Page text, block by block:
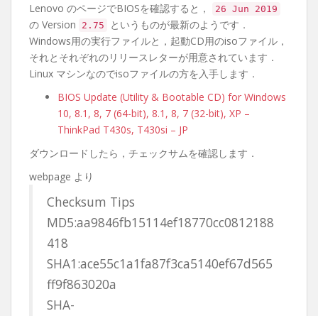
Lenovo のページでBIOSを確認すると， 26 Jun 2019
の Version 2.75
というものが最新のようです．
Windows用の実行ファイルと，起動CD用のisoファイル，
それとそれぞれのリリースレターが用意されています．
Linux マシンなのでisoファイルの方を入手します．
BIOS Update (Utility & Bootable CD) for Windows
10, 8.1, 8, 7 (64-bit), 8.1, 8, 7 (32-bit), XP –
ThinkPad T430s, T430si – JP
ダウンロードしたら，チェックサムを確認します．
webpage より
Checksum Tips
MD5:aa9846fb15114ef18770cc0812188
418
SHA1:ace55c1a1fa87f3ca5140ef67d565
ff9f863020a
SHA-